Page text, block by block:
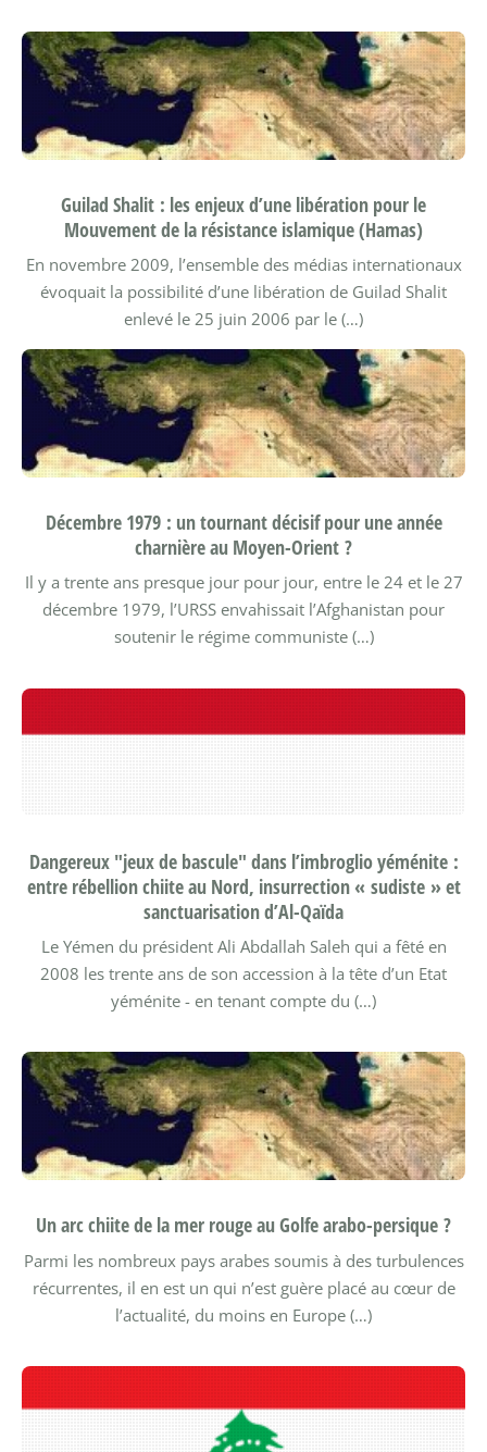
Guilad Shalit : les enjeux d’une libération pour le
Mouvement de la résistance islamique (Hamas)
En novembre 2009, l’ensemble des médias internationaux
évoquait la possibilité d’une libération de Guilad Shalit
enlevé le 25 juin 2006 par le (…)
Décembre 1979 : un tournant décisif pour une année
charnière au Moyen-Orient ?
Il y a trente ans presque jour pour jour, entre le 24 et le 27
décembre 1979, l’URSS envahissait l’Afghanistan pour
soutenir le régime communiste (…)
Dangereux "jeux de bascule" dans l’imbroglio yéménite :
entre rébellion chiite au Nord, insurrection « sudiste » et
sanctuarisation d’Al-Qaïda
Le Yémen du président Ali Abdallah Saleh qui a fêté en
2008 les trente ans de son accession à la tête d’un Etat
yéménite - en tenant compte du (…)
Un arc chiite de la mer rouge au Golfe arabo-persique ?
Parmi les nombreux pays arabes soumis à des turbulences
récurrentes, il en est un qui n’est guère placé au cœur de
l’actualité, du moins en Europe (…)